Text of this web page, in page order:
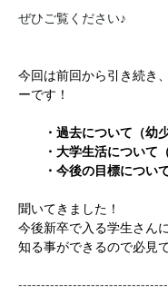
ぜひご覧ください♪
今回は前回から引き続き
ーです！
・過去について（幼少
・大学生活について（
・今後の目標につい
聞いてきました！
今後新卒で入る学生さん
知る事ができるので必見